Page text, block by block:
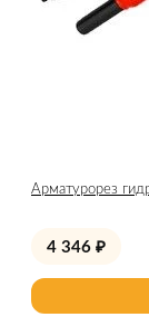
Арматурорез
4 346 ₽